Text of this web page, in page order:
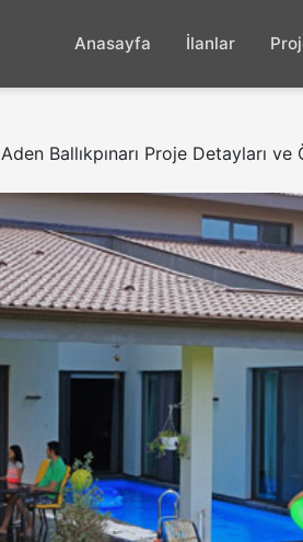
Anasayfa İlanlar
Aden Ballıkpınarı Proje Detayları ve